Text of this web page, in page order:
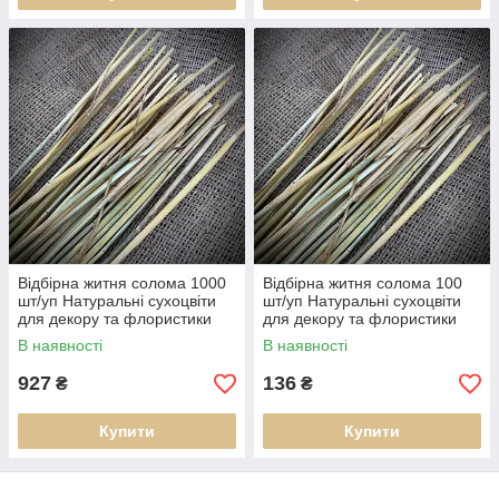
Відбірна житня солома 1000
шт/уп Натуральні сухоцвіти
для декору та флористики
В наявності
927 ₴
Купити
Відбірна житня солома 100
шт/уп Натуральні сухоцвіти
для декору та флористики
В наявності
136 ₴
Купити